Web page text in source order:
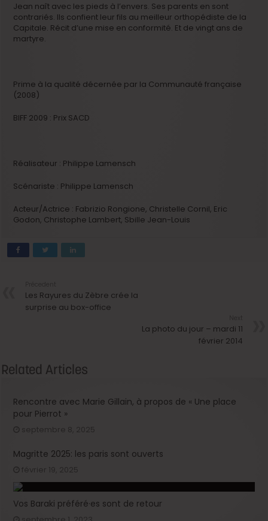
Jean naît avec les pieds à l’envers. Ses parents en sont
contrariés. Ils confient leur fils au meilleur orthopédiste de la
Capitale. Récit d’une mise en conformité. Et de vingt ans de
martyre.
Prime à la qualité décernée par la Communauté française
(2008)
BIFF 2009 : Prix SACD
Réalisateur : Philippe Lamensch
Scénariste : Philippe Lamensch
Acteur/Actrice : Fabrizio Rongione, Christelle Cornil, Eric
Godon, Christophe Lambert, Sbille Jean-Louis
Les Rayures du Zèbre crée la
surprise au box-office
La photo du jour – mardi 11
février 2014
Related Articles
Rencontre avec Marie Gillain, à propos de « Une place
pour Pierrot »
septembre 8, 2025
Magritte 2025: les paris sont ouverts
février 19, 2025
Vos Baraki préféré·es sont de retour